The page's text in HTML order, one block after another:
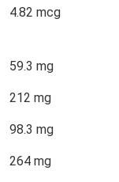
4.82 mcg
59.3 mg
212 mg
98.3 mg
264 mg